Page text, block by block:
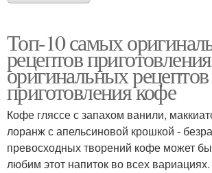
Топ-10 самых
рецептов
оригинальных рецептов
приготовления кофе
Кофе гляссе с запахом ванили,
лоранж с апельсиновой крошкой -
превосходных творений кофе может
любим этот напиток во всех вариациях.